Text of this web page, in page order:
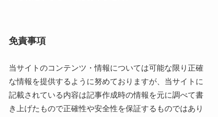
免責事項
当サイトのコンテンツ・情報については可能な限り正確
な情報を提供するように努めておりますが、当サイトに
記載されている内容は記事作成時の情報を元に調べて書
き上げたもので正確性や安全性を保証するものではあり